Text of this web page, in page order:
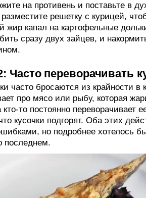
на противень и поставьте в
решетку с курицей,
жир капал на картофельные
сразу двух зайцев, и
Часто переворачивать
часто бросаются из крайности в
про мясо или рыбу, которая
кто-то постоянно переворачивает
кусочки подгорят. Оба этих
но подробнее хотелось
последнем.